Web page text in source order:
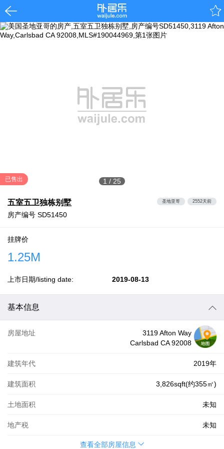
1 / 25
已售出
五室五卫独栋别墅
房产编号 SD51450
圣地亚哥 2552天前
挂牌价
1.25M
上市日期/listing date: 2019-08-13
基本信息
房屋地址
3119 Afton Way
Carlsbad CA 92008
建筑年代 2019年
建筑面积 3,826sqft(约355㎡)
土地面积 未知
地产税 未知
查看全部房屋信息